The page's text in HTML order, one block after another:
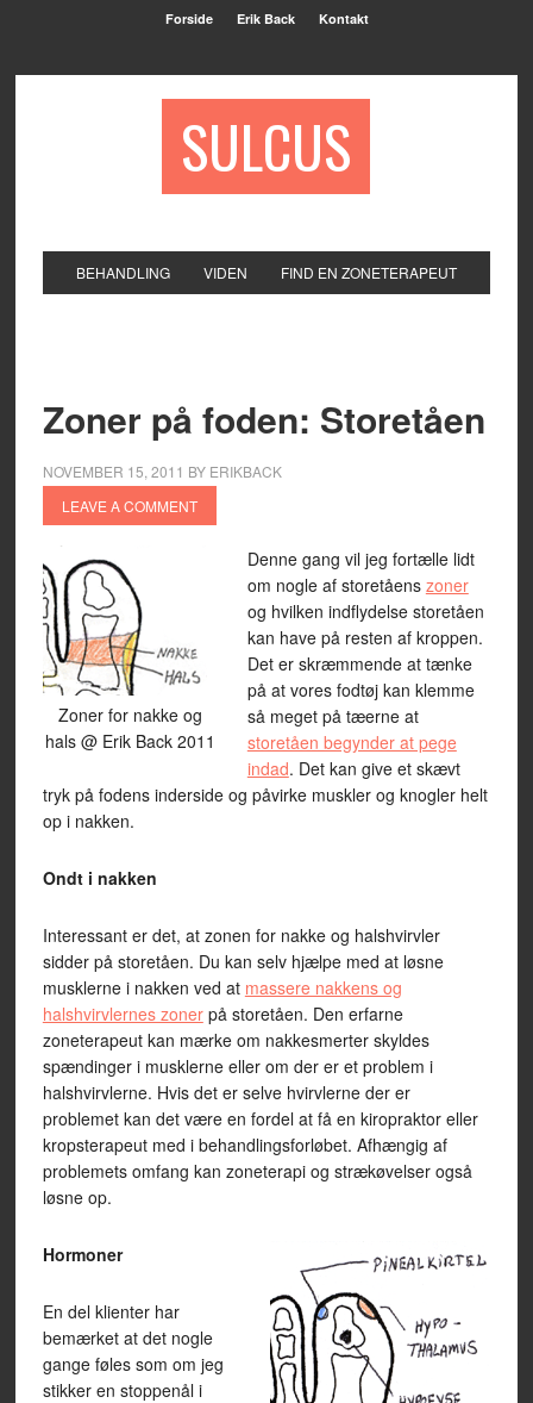
Forside Erik Back Kontakt
SULCUS
BEHANDLING VIDEN FIND EN ZONETERAPEUT
Zoner på foden: Storetåen
NOVEMBER 15, 2011 BY ERIKBACK
LEAVE A COMMENT
Zoner for nakke og
hals @ Erik Back 2011
Denne gang vil jeg fortælle lidt
om nogle af storetåens zoner
og hvilken indflydelse storetåen
kan have på resten af kroppen.
Det er skræmmende at tænke
på at vores fodtøj kan klemme
så meget på tæerne at
storetåen begynder at pege
indad. Det kan give et skævt
tryk på fodens inderside og påvirke muskler og knogler helt
op i nakken.
Ondt i nakken
Interessant er det, at zonen for nakke og halshvirvler
sidder på storetåen. Du kan selv hjælpe med at løsne
musklerne i nakken ved at massere nakkens og
halshvirvlernes zonerpå storetåen. Den erfarne
zoneterapeut kan mærke om nakkesmerter skyldes
spændinger i musklerne eller om der er et problem i
halshvirvlerne. Hvis det er selve hvirvlerne der er
problemet kan det være en fordel at få en kiropraktor eller
kropsterapeut med i behandlingsforløbet. Afhængig af
problemets omfang kan zoneterapi og strækøvelser også
løsne op.
Hormoner
En del klienter har
bemærket at det nogle
gange føles som om jeg
stikker en stoppenål i